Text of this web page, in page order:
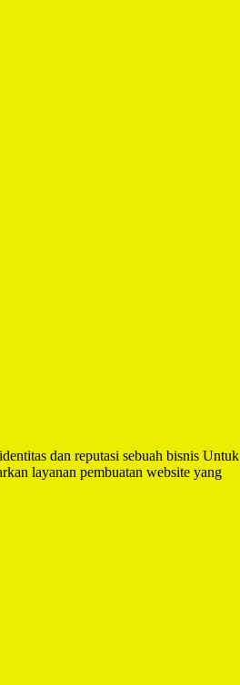
dan reputasi sebuah bisnis Untuk
layanan pembuatan website yang